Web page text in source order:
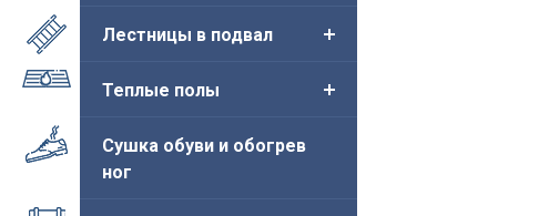
Лестницы в подвал
Теплые полы
Сушка обуви и обогрев
ног